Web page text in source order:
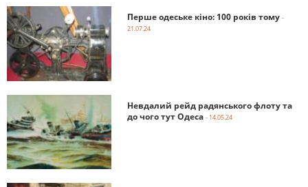
Перше одеське кіно: 100 років тому -
21.07.24
Невдалий рейд радянського флоту та
до чого тут Одеса - 14.05.24